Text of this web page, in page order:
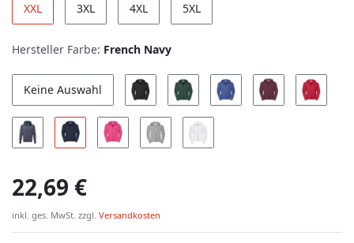
XXL 3XL 4XL 5XL
Hersteller Farbe: French Navy
Keine Auswahl
22,69 €
inkl. ges. MwSt. zzgl. Versandkosten